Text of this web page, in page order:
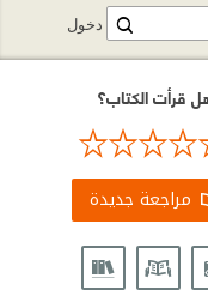
قرأت الكتاب؟
مراجعة جديدة
دخول